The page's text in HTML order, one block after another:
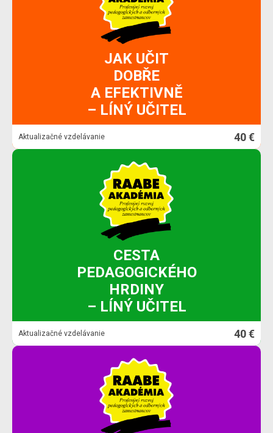
JAK UČIT
DOBŘE
A EFEKTIVNĚ
– LÍNÝ UČITEL
Aktualizačné vzdelávanie 40 €
CESTA
PEDAGOGICKÉHO
HRDINY
– LÍNÝ UČITEL
Aktualizačné vzdelávanie 40 €